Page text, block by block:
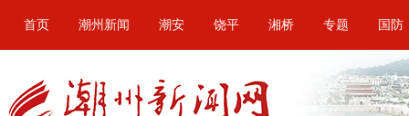
首页 潮州新闻 潮安 饶平 湘桥 专题 国防